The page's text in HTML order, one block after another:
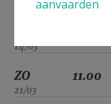
14/03
ZO
21/03
11.00
aanvaarden